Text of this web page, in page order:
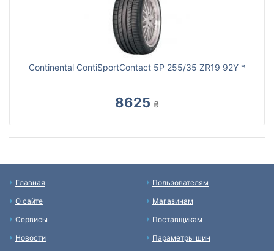
Continental ContiSportContact 5P 255/35 ZR19 92Y *
8625 ₴
Главная
О сайте
Сервисы
Новости
Пользователям
Магазинам
Поставщикам
Параметры шин